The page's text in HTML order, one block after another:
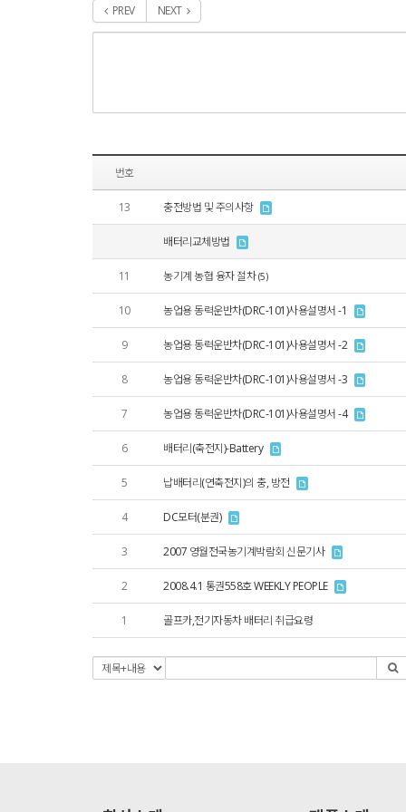
PREV NEXT
번호
13 충전방법 및 주의사항
배터리교체방법
11 농기계 농협 융자 절차 (5)
10 농업용 동력운반차(DRC-101)사용설명서 -1
9 농업용 동력운반차(DRC-101)사용설명서 -2
8 농업용 동력운반차(DRC-101)사용설명서 -3
7 농업용 동력운반차(DRC-101)사용설명서 -4
6 배터리(축전지)-Battery
5 납배터리(연축전지)의 충, 방전
4 DC모터(분권)
3 2007 영월전국농기계박람회 신문기사
2 2008.4.1 통권558호 WEEKLY PEOPLE
1 골프카,전기자동차 배터리 취급요령